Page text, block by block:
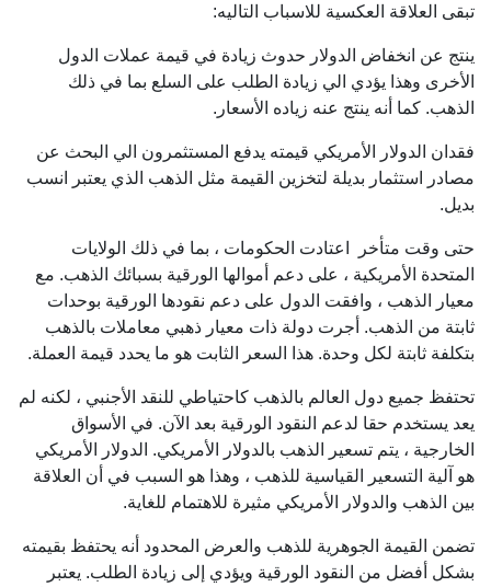
تبقى العلاقة العكسية للاسباب التاليه:
ينتج عن انخفاض الدولار حدوث زيادة في قيمة عملات الدول
الأخرى وهذا يؤدي الي زيادة الطلب على السلع بما في ذلك
الذهب. كما أنه ينتج عنه زياده الأسعار.
فقدان الدولار الأمريكي قيمته يدفع المستثمرون الي البحث عن
مصادر استثمار بديلة لتخزين القيمة مثل الذهب الذي يعتبر انسب
بديل.
حتى وقت متأخر اعتادت الحكومات ، بما في ذلك الولايات
المتحدة الأمريكية ، على دعم أموالها الورقية بسبائك الذهب. مع
معيار الذهب ، وافقت الدول على دعم نقودها الورقية بوحدات
ثابتة من الذهب. أجرت دولة ذات معيار ذهبي معاملات بالذهب
بتكلفة ثابتة لكل وحدة. هذا السعر الثابت هو ما يحدد قيمة العملة.
تحتفظ جميع دول العالم بالذهب كاحتياطي للنقد الأجنبي ، لكنه لم
يعد يستخدم حقا لدعم النقود الورقية بعد الآن. في الأسواق
الخارجية ، يتم تسعير الذهب بالدولار الأمريكي. الدولار الأمريكي
هو آلية التسعير القياسية للذهب ، وهذا هو السبب في أن العلاقة
بين الذهب والدولار الأمريكي مثيرة للاهتمام للغاية.
تضمن القيمة الجوهرية للذهب والعرض المحدود أنه يحتفظ بقيمته
بشكل أفضل من النقود الورقية ويؤدي إلى زيادة الطلب. يعتبر